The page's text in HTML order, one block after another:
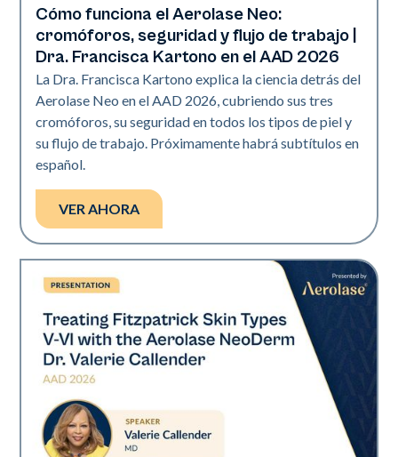
Neo Elite | Presentaciones
Cómo funciona el Aerolase Neo:
cromóforos, seguridad y flujo de trabajo |
Dra. Francisca Kartono en el AAD 2026
La Dra. Francisca Kartono explica la ciencia detrás del
Aerolase Neo en el AAD 2026, cubriendo sus tres
cromóforos, su seguridad en todos los tipos de piel y
su flujo de trabajo. Próximamente habrá subtítulos en
español.
VER AHORA